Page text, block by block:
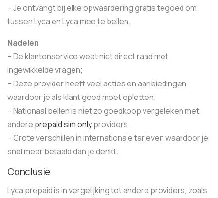
– Je ontvangt bij elke opwaardering gratis tegoed om
tussen Lyca en Lyca mee te bellen.
Nadelen
– De klantenservice weet niet direct raad met
ingewikkelde vragen;
– Deze provider heeft veel acties en aanbiedingen
waardoor je als klant goed moet opletten;
– Nationaal bellen is niet zo goedkoop vergeleken met
andere prepaid sim onlyproviders.
– Grote verschillen in internationale tarieven waardoor je
snel meer betaald dan je denkt.
Conclusie
Lyca prepaid is in vergelijking tot andere providers, zoals